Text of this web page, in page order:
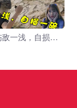
告白：伤敌一浅，自损一碗。